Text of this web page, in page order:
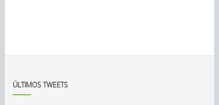
ÚLTIMOS TWEETS